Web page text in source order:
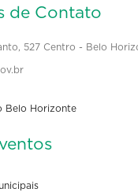
de Contato
527 Centro - Belo
Belo Horizonte